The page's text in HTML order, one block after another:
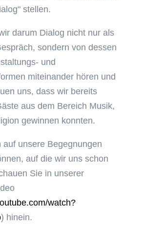
stellen.
darum Dialog nicht nur als
sondern von dessen
und
miteinander hören und
uns, dass wir bereits
aus dem Bereich Musik,
gewinnen konnten.
auf unsere Begegnungen
auf die wir uns schon
Sie in unserer
watch?
) hinein.